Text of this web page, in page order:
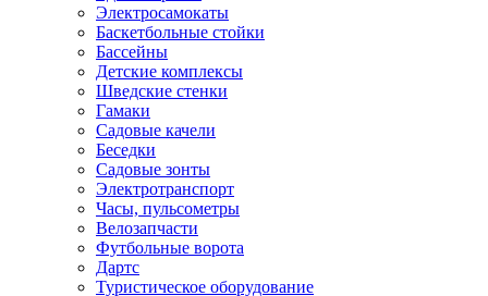
Электросамокаты
Баскетбольные стойки
Бассейны
Детские комплексы
Шведские стенки
Гамаки
Садовые качели
Беседки
Садовые зонты
Электротранспорт
Часы, пульсометры
Велозапчасти
Футбольные ворота
Дартс
Туристическое оборудование